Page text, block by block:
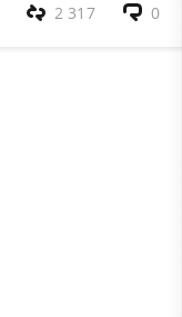
0
2 317